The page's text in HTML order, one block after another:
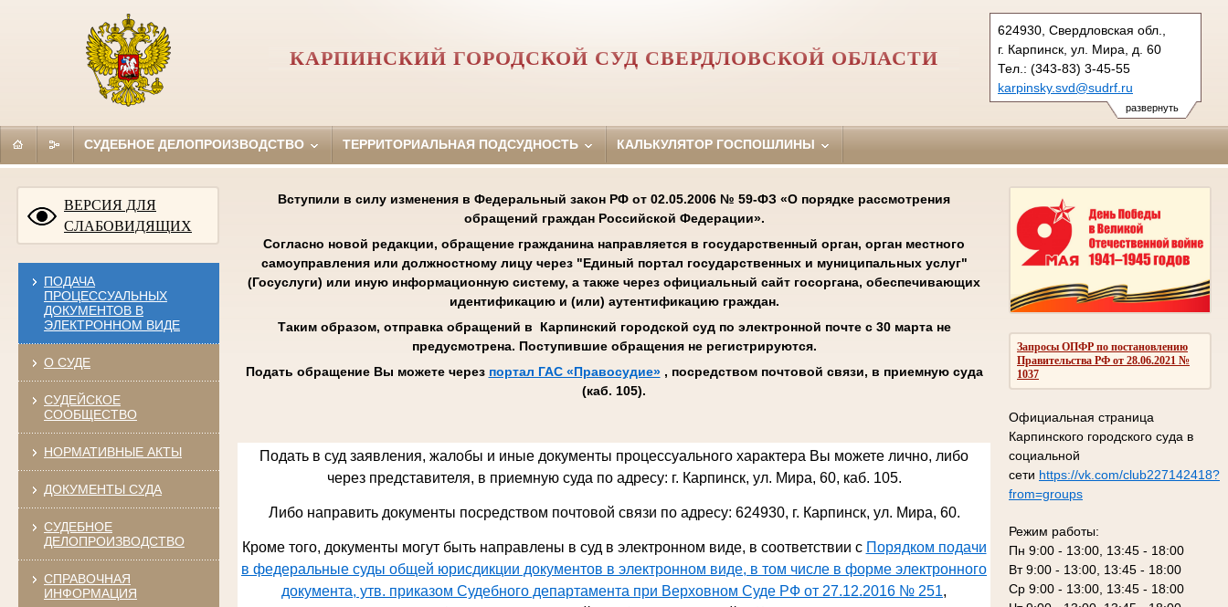
развернуть
624930, Свердловская обл.,
г. Карпинск, ул. Мира, д. 60
Тел.: (343-83) 3-45-55
karpinsky.svd@sudrf.ru
КАРПИНСКИЙ ГОРОДСКОЙ СУД СВЕРДЛОВСКОЙ ОБЛАСТИ
СУДЕБНОЕ ДЕЛОПРОИЗВОДСТВО ТЕРРИТОРИАЛЬНАЯ ПОДСУДНОСТЬ КАЛЬКУЛЯТОР ГОСПОШЛИНЫ
ВЕРСИЯ ДЛЯ
СЛАБОВИДЯЩИХ
ПОДАЧА
ПРОЦЕССУАЛЬНЫХ
ДОКУМЕНТОВ В
ЭЛЕКТРОННОМ ВИДЕ
О СУДЕ
СУДЕЙСКОЕ
СООБЩЕСТВО
НОРМАТИВНЫЕ АКТЫ
ДОКУМЕНТЫ СУДА
СУДЕБНОЕ
ДЕЛОПРОИЗВОДСТВО
СПРАВОЧНАЯ
ИНФОРМАЦИЯ
Запросы ОПФР по постановлению
Правительства РФ от 28.06.2021 №
1037
Официальная страница
Карпинского городского суда в
социальной
сети https://vk.com/club227142418?
from=groups
Режим работы:
Пн 9:00 - 13:00, 13:45 - 18:00
Вт 9:00 - 13:00, 13:45 - 18:00
Ср 9:00 - 13:00, 13:45 - 18:00
Вступили в силу изменения в Федеральный закон РФ от 02.05.2006 № 59-ФЗ «О порядке рассмотрения
обращений граждан Российской Федерации».
Согласно новой редакции, обращение гражданина направляется в государственный орган, орган местного
самоуправления или должностному лицу через "Единый портал государственных и муниципальных услуг"
(Госуслуги) или иную информационную систему, а также через официальный сайт госоргана, обеспечивающих
идентификацию и (или) аутентификацию граждан.
Таким образом, отправка обращений в Карпинский городской суд по электронной почте с 30 марта не
предусмотрена. Поступившие обращения не регистрируются.
Подать обращение Вы можете через портал ГАС «Правосудие», посредством почтовой связи, в приемную суда
(каб. 105).
Подать в суд заявления, жалобы и иные документы процессуального характера Вы можете лично, либо
через представителя, в приемную суда по адресу: г. Карпинск, ул. Мира, 60, каб. 105.
Либо направить документы посредством почтовой связи по адресу: 624930, г. Карпинск, ул. Мира, 60.
Кроме того, документы могут быть направлены в суд в электронном виде, в соответствии с Порядком подачи
в федеральные суды общей юрисдикции документов в электронном виде, в том числе в форме электронного
документа, утв. приказом Судебного департамента при Верховном Суде РФ от 27.12.2016 № 251,